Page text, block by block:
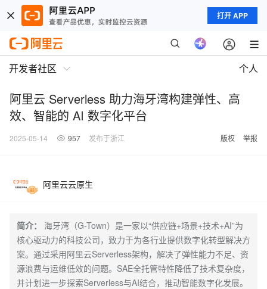
打开 APP
开发者社区 个人
阿里云 Serverless 助力海牙湾构建弹性、高
效、智能的 AI 数字化平台
2025-05-14 957 发布于浙江 版权 举报
阿里云云原生
简介：
海牙湾（G-Town）是一家以“供应链+场景+技术+AI”为
核心驱动力的科技公司，致力于为各行业提供数字化转型解决方
案。通过采用阿里云Serverless架构，解决了弹性能力不足、资
源浪费与运维低效的问题。SAE全托管特性降低了技术复杂度，
并计划进一步探索Serverless与AI结合，推动智能数字化发展。